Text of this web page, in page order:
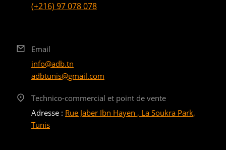
(+216) 97 078 078
Email
info@adb.tn
adbtunis@gmail.com
Technico-commercial et point de vente
Adresse : Rue Jaber Ibn Hayen , La Soukra Park,
Tunis